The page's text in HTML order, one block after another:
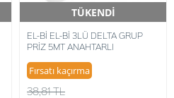
TÜKENDİ
Hızlı Teslimat
EL-Bİ EL-Bİ 3LÜ DELTA GRUP
PRİZ 5MT ANAHTARLI
Fırsatı kaçırma
38,81 TL